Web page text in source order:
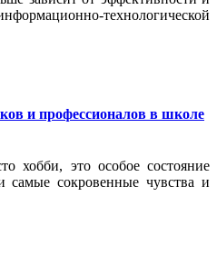
технологической
и профессионалов в школе
хобби, это особое состояние
самые сокровенные чувства и